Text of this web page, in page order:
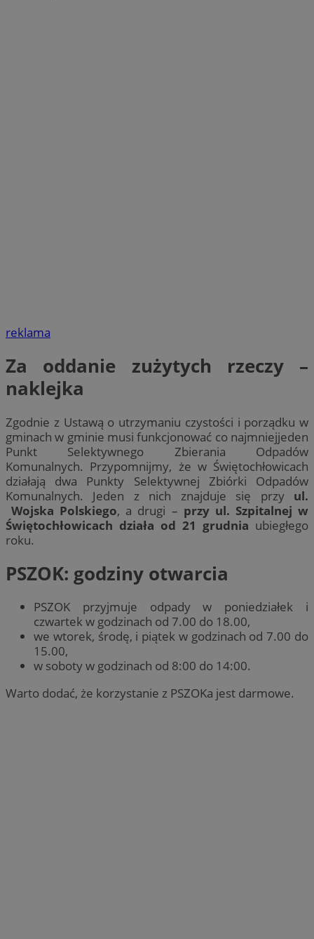
reklama
Za oddanie zużytych rzeczy –
naklejka
Zgodnie z Ustawą o utrzymaniu czystości i porządku w
gminach w gminie musi funkcjonować co najmniejjeden
Punkt Selektywnego Zbierania Odpadów
Komunalnych. Przypomnijmy, że w Świętochłowicach
działają dwa Punkty Selektywnej Zbiórki Odpadów
Komunalnych. Jeden z nich znajduje się przy ul.
Wojska Polskiego, a drugi – przy ul. Szpitalnej w
Świętochłowicach działa od 21 grudnia ubiegłego
roku.
PSZOK: godziny otwarcia
PSZOK przyjmuje odpady w poniedziałek i
czwartek w godzinach od 7.00 do 18.00,
we wtorek, środę, i piątek w godzinach od 7.00 do
15.00,
w soboty w godzinach od 8:00 do 14:00.
Warto dodać, że korzystanie z PSZOKa jest darmowe.